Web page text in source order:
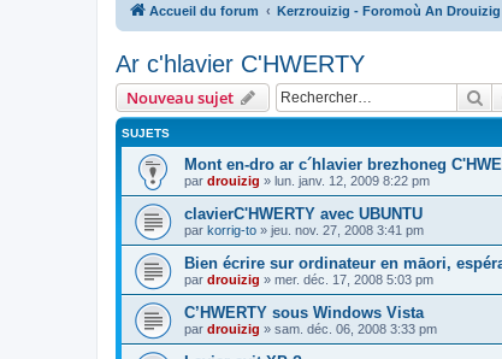
Accueil du forum Kerzrouizig - Foromoù An Drouizig
Ar c'hlavier C'HWERTY
Nouveau sujet
SUJETS
Mont en-dro ar c´hlavier brezhoneg
par drouizig » lun. janv. 12, 2009 8:22 pm
clavierC'HWERTY avec UBUNTU
par korrig-to » jeu. nov. 27, 2008 3:41 pm
Bien écrire sur ordinateur en māori,
par drouizig » mer. déc. 17, 2008 5:03 pm
C’HWERTY sous Windows Vista
par drouizig » sam. déc. 06, 2008 3:33 pm